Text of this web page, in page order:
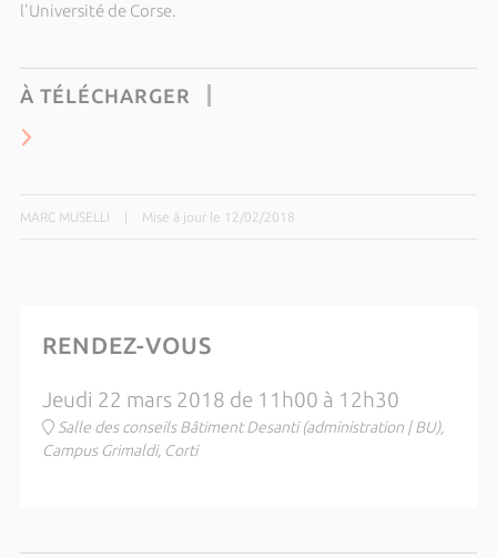
l'Université de Corse.
À TÉLÉCHARGER
MARC MUSELLI Mise à jour le 12/02/2018
RENDEZ-VOUS
Jeudi 22 mars 2018 de 11h00 à 12h30
Salle des conseils Bâtiment Desanti (administration | BU),
Campus Grimaldi, Corti